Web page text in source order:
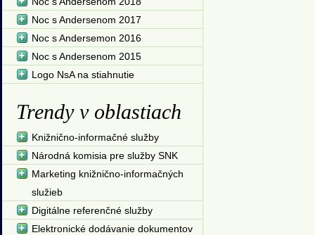
Noc s Andersenom 2017
Noc s Andersemon 2016
Noc s Andersenom 2015
Logo NsA na stiahnutie
Trendy v oblastiach
Knižnično-informačné služby
Národná komisia pre služby SNK
Marketing knižnično-informačných
služieb
Digitálne referenčné služby
Elektronické dodávanie dokumentov